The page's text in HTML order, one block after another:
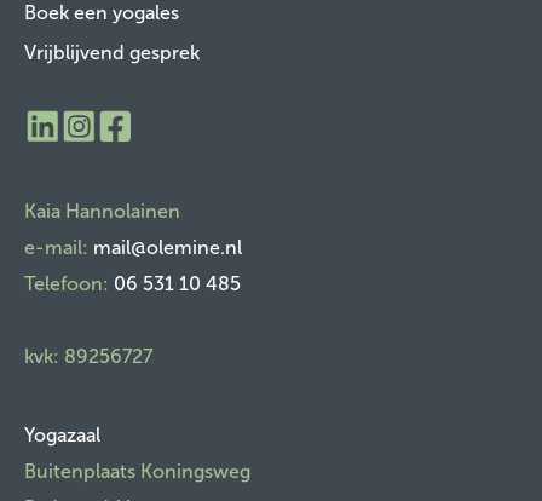
​Kaia Hannolainen
e-mail: mail@olemine.nl
Telefoon: 06 531 10 485
kvk: 89256727
Yogazaal
Buitenplaats Koningsweg
Boek een yogales
Vrijblijvend gesprek